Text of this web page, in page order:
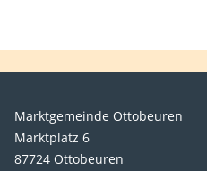
Marktgemeinde Ottobeuren
Marktplatz 6
87724 Ottobeuren